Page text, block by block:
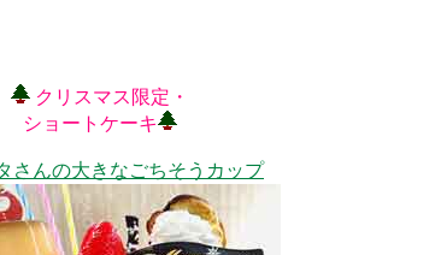
クリスマス限定・
ショートケーキ
さんの大きなごちそうカップ